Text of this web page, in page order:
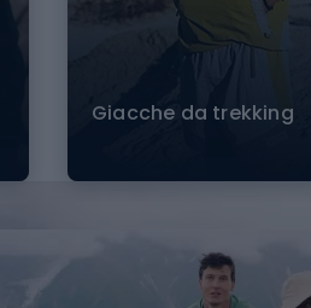
Giacche da trekking